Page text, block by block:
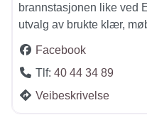
brannstasjonen like ved
utvalg av brukte klær,
Facebook
Tlf: 40 44 34 89
Veibeskrivelse